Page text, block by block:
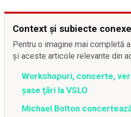
Context și subiecte conexe
Pentru o imagine mai completă
și aceste articole relevante din
Workshopuri, concerte,
şase ţări la VSLO
Michael Bolton